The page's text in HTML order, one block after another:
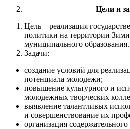
Цели и
Цель – реализация
политики на территории
муниципального образования.
Задачи:
создание условий для
потенциала молодежи;
повышение культурного и
молодежных творческих
выявление талантливых
и совершенствование их
организация